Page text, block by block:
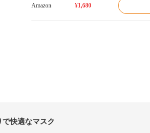
Amazon ¥1,680
快適なマスク